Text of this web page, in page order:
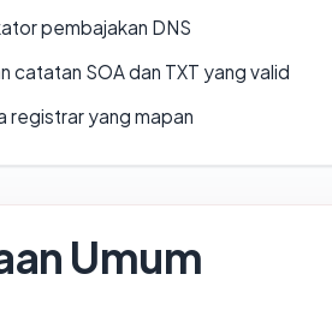
pembajakan DNS
catatan SOA dan TXT yang valid
registrar yang mapan
Umum